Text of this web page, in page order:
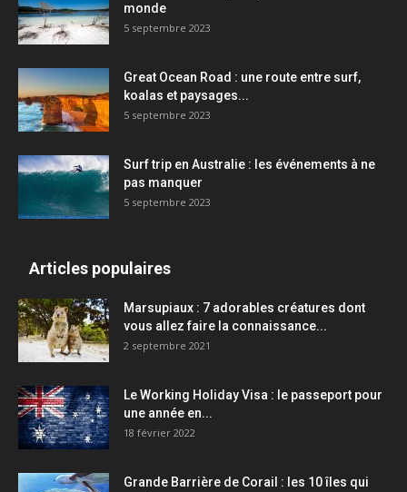
monde
5 septembre 2023
Great Ocean Road : une route entre surf,
koalas et paysages...
5 septembre 2023
Surf trip en Australie : les événements à ne
pas manquer
5 septembre 2023
Articles populaires
Marsupiaux : 7 adorables créatures dont
vous allez faire la connaissance...
2 septembre 2021
Le Working Holiday Visa : le passeport pour
une année en...
18 février 2022
Grande Barrière de Corail : les 10 îles qui